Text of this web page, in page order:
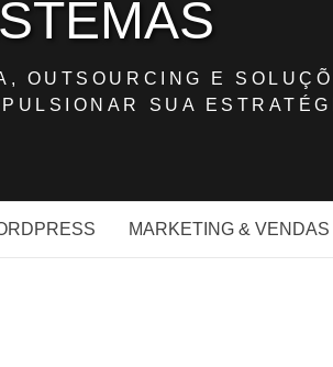
OUTSOURCING E
SUA
MARKETING & VENDAS